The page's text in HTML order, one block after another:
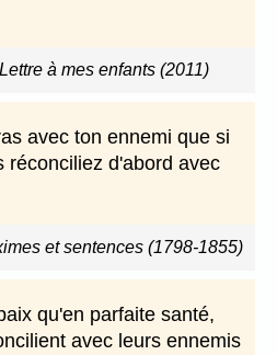
Lettre à mes enfants (2011)
avec ton ennemi que si
réconciliez d'abord avec
et sentences (1798-1855)
qu'en parfaite santé,
avec leurs ennemis